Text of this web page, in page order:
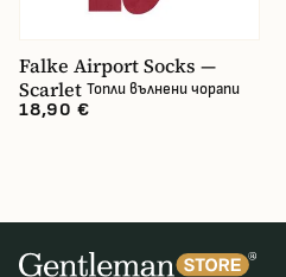
Falke Airport Socks —
Scarlet Топли вълнени чорапи
18,90 €